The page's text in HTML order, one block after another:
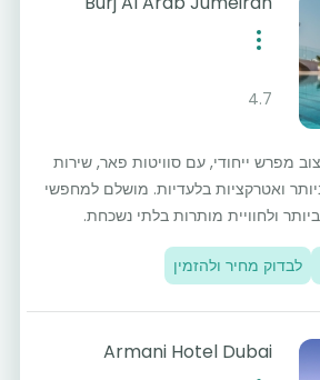
4.7
מפרש ייחודי, עם סוויטות פאר, שירות
ואטרקציות בלעדיות. מושלם למחפשי
ולחוויית מותרות בלתי נשכחת.
לבדוק מחיר ולהזמין
Armani Hotel Dubai